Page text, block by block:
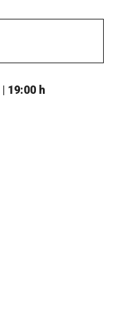
19:00 h